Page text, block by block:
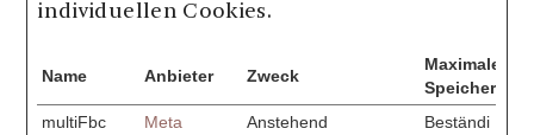
individuellen Cookies.
Name Anbieter Zweck
Maximale
multiFbc
Meta
Anstehend
Beständi